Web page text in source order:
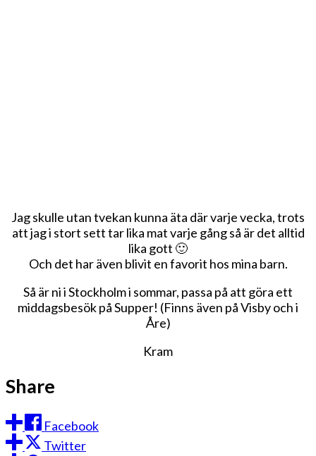
Jag skulle utan tvekan kunna äta där varje vecka, trots
att jag i stort sett tar lika mat varje gång så är det alltid
lika gott 🙂
Och det har även blivit en favorit hos mina barn.
Så är ni i Stockholm i sommar, passa på att göra ett
middagsbesök på Supper! (Finns även på Visby och i
Åre)
Kram
Share
Facebook
Twitter